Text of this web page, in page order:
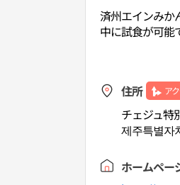
済州エインみか
中に試食が可能
住所 ア
チェジュ特
제주특별자
ホームペー